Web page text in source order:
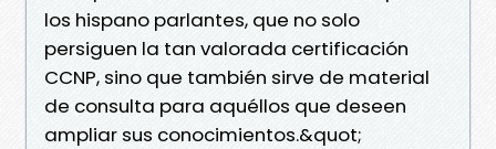
los hispano parlantes, que no solo
persiguen la tan valorada certificación
CCNP, sino que también sirve de material
de consulta para aquéllos que deseen
ampliar sus conocimientos.&quot;